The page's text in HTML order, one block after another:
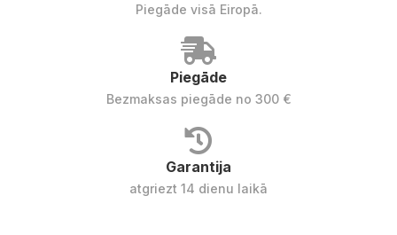
Piegāde visā Eiropā.
Piegāde
Bezmaksas piegāde no 300 €
Garantija
atgriezt 14 dienu laikā